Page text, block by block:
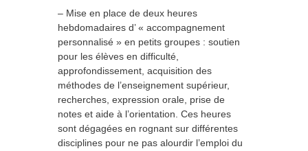
– Mise en place de deux heures
hebdomadaires d’ « accompagnement
personnalisé » en petits groupes : soutien
pour les élèves en difficulté,
approfondissement, acquisition des
méthodes de l’enseignement supérieur,
recherches, expression orale, prise de
notes et aide à l’orientation. Ces heures
sont dégagées en rognant sur différentes
disciplines pour ne pas alourdir l’emploi du